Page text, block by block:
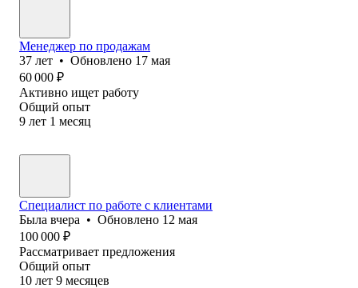
Менеджер по продажам
37 лет • Обновлено 17 мая
60 000 ₽
Активно ищет работу
Общий опыт
9 лет 1 месяц
Специалист по работе с клиентами
Была вчера • Обновлено 12 мая
100 000 ₽
Рассматривает предложения
Общий опыт
10 лет 9 месяцев